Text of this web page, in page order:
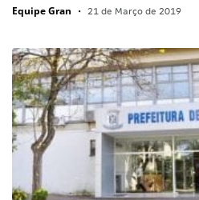
Equipe Gran • 21 de Março de 2019